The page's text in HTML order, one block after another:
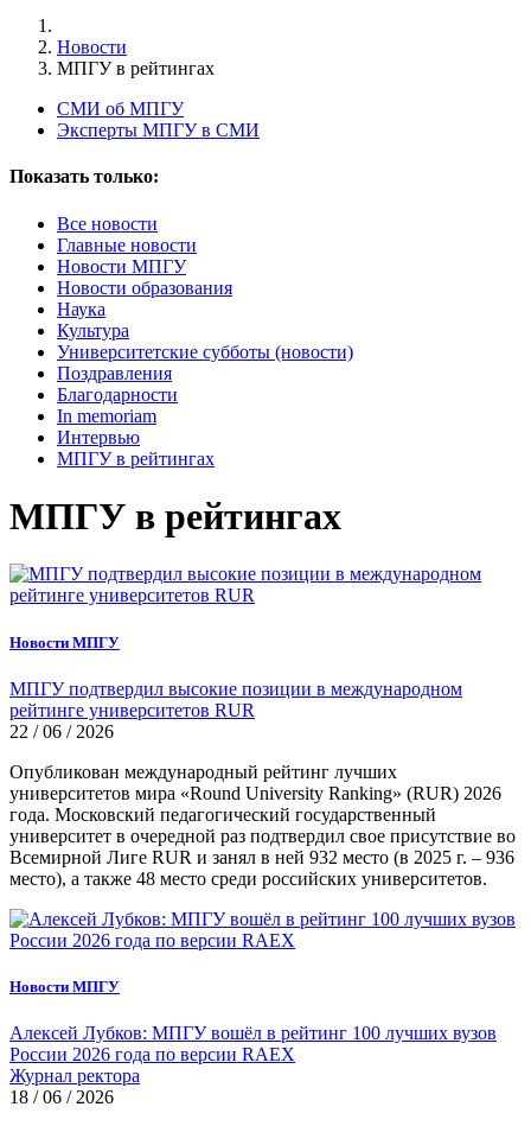
Новости
МПГУ в рейтингах
СМИ об МПГУ
Эксперты МПГУ в СМИ
Показать только:
Все новости
Главные новости
Новости МПГУ
Новости образования
Наука
Культура
Университетские субботы (новости)
Поздравления
Благодарности
In memoriam
Интервью
МПГУ в рейтингах
МПГУ в рейтингах
Новости МПГУ
МПГУ подтвердил высокие позиции в международном
рейтинге университетов RUR
22 / 06 / 2026
Опубликован международный рейтинг лучших
университетов мира «Round University Ranking» (RUR) 2026
года. Московский педагогический государственный
университет в очередной раз подтвердил свое присутствие во
Всемирной Лиге RUR и занял в ней 932 место (в 2025 г. – 936
место), а также 48 место среди российских университетов.
Новости МПГУ
Алексей Лубков: МПГУ вошёл в рейтинг 100 лучших вузов
России 2026 года по версии RAEX
Журнал ректора
18 / 06 / 2026